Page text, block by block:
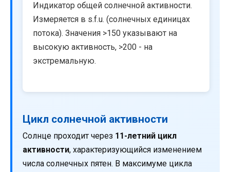
Индикатор общей солнечной активности.
Измеряется в s.f.u. (солнечных единицах
потока). Значения >150 указывают на
высокую активность, >200 - на
экстремальную.
Цикл солнечной активности
Солнце проходит через 11-летний цикл
активности, характеризующийся изменением
числа солнечных пятен. В максимуме цикла